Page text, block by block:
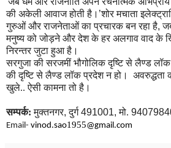
की अकेली आवाज होती है । ’शोर मचाता
गुरुओं और राजनेताओं का प्रचारक बन रहा है,
मनुष्य को जोड़नेऔर देश के हर अलगाव वाद के
निरन्तर जुटा हुआ है।
सरगुजा की सरजमीं भौगोलिक दृष्टि से लैण्ड
की दृष्टि से लैण्ड लॉक प्रदेश न हो। अवरुद्धता
खुले.. ऐसी कामना तो है।
सम्पर्क:मुक्तनगर,दुर्ग491001,मो.
Email- vinod.sao1955@gmail.com